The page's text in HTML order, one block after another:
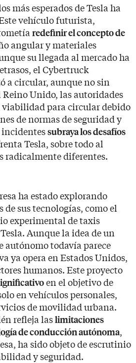
más esperados de Tesla ha
vehículo futurista,
redefinir el concepto de
angular y materiales
su llegada al mercado ha
el Cybertruck
a circular, aunque no sin
Unido, las autoridades
viabilidad para circular debido
de normas de seguridad y
incidentessubraya los desafíos
Tesla, sobre todo al
radicalmente diferentes.
ha estado explorando
sus tecnologías, como el
experimental de taxis
Aunque la idea de un
todavía parece
ya opera en Estados Unidos,
humanos. Este proyecto
en el objetivo de
en vehículos personales,
de movilidad urbana.
refleja laslimitaciones
de conducción autónoma,
ha sido objeto de escrutinio
y seguridad.